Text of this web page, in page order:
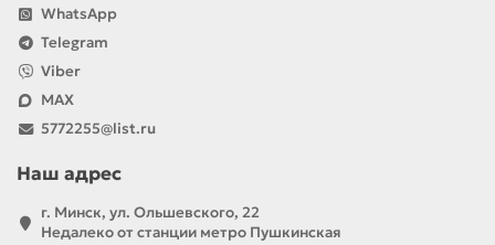
WhatsApp
Telegram
Viber
MAX
5772255@list.ru
Наш адрес
г. Минск, ул. Ольшевского, 22
Недалеко от станции метро Пушкинская